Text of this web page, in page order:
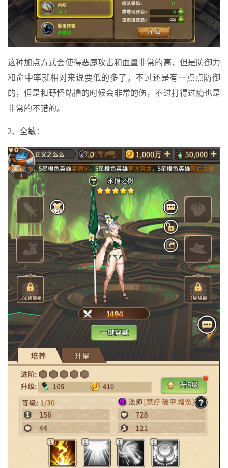
这种加点方式会使得恶魔攻击和血量非常的高，但是防御力
和命中率就相对来说要低的多了，不过还是有一点点防御
的，但是和野怪站撸的时候会非常的伤，不过打得过瘾也是
非常的不错的。
2、全敏：